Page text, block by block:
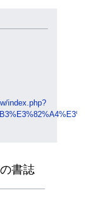
index.php?
書誌